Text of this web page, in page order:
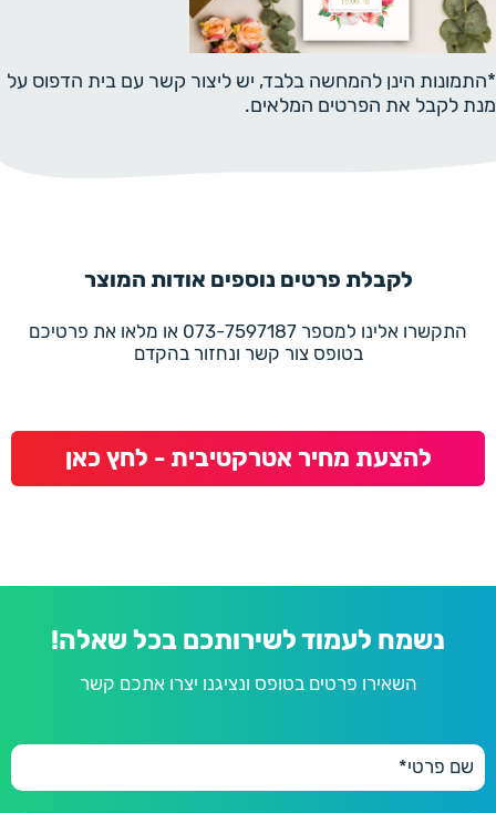
*התמונות הינן להמחשה בלבד, יש ליצור קשר עם בית הדפוס על
מנת לקבל את הפרטים המלאים.
לקבלת פרטים נוספים אודות המוצר
התקשרו אלינו למספר 073-7597187 או מלאו את פרטיכם
בטופס צור קשר ונחזור בהקדם
להצעת מחיר אטרקטיבית - לחץ כאן
נשמח לעמוד לשירותכם בכל שאלה!
השאירו פרטים בטופס ונציגנו יצרו אתכם קשר